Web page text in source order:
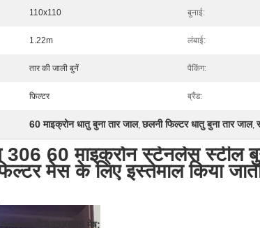
110x110 बुनाई:
1.22m लंबाई:
तार की जाली बुनें पैकिंग:
फ़िल्टर ब्रैंड:
60 माइक्रोन धातु बुना तार जाल,छलनी फिल्टर धातु बुना तार जाल,
60 माइक्रोन स्टेनलेस स्टील
मेस के लिए इस्तेमाल किया
से 635X635 मेष;